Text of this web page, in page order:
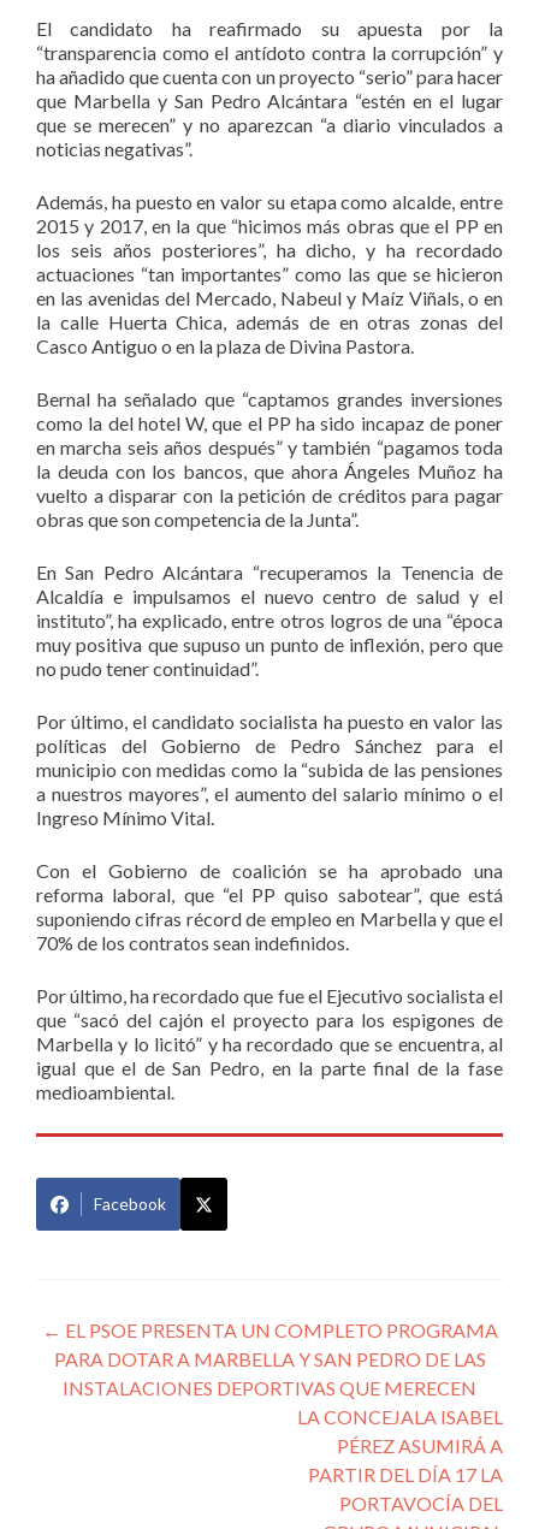
El candidato ha reafirmado su apuesta por la
“transparencia como el antídoto contra la corrupción” y
ha añadido que cuenta con un proyecto “serio” para hacer
que Marbella y San Pedro Alcántara “estén en el lugar
que se merecen” y no aparezcan “a diario vinculados a
noticias negativas”.
Además, ha puesto en valor su etapa como alcalde, entre
2015 y 2017, en la que “hicimos más obras que el PP en
los seis años posteriores”, ha dicho, y ha recordado
actuaciones “tan importantes” como las que se hicieron
en las avenidas del Mercado, Nabeul y Maíz Viñals, o en
la calle Huerta Chica, además de en otras zonas del
Casco Antiguo o en la plaza de Divina Pastora.
Bernal ha señalado que “captamos grandes inversiones
como la del hotel W, que el PP ha sido incapaz de poner
en marcha seis años después” y también “pagamos toda
la deuda con los bancos, que ahora Ángeles Muñoz ha
vuelto a disparar con la petición de créditos para pagar
obras que son competencia de la Junta”.
En San Pedro Alcántara “recuperamos la Tenencia de
Alcaldía e impulsamos el nuevo centro de salud y el
instituto”, ha explicado, entre otros logros de una “época
muy positiva que supuso un punto de inflexión, pero que
no pudo tener continuidad”.
Por último, el candidato socialista ha puesto en valor las
políticas del Gobierno de Pedro Sánchez para el
municipio con medidas como la “subida de las pensiones
a nuestros mayores”, el aumento del salario mínimo o el
Ingreso Mínimo Vital.
Con el Gobierno de coalición se ha aprobado una
reforma laboral, que “el PP quiso sabotear”, que está
suponiendo cifras récord de empleo en Marbella y que el
70% de los contratos sean indefinidos.
Por último, ha recordado que fue el Ejecutivo socialista el
que “sacó del cajón el proyecto para los espigones de
Marbella y lo licitó” y ha recordado que se encuentra, al
igual que el de San Pedro, en la parte final de la fase
medioambiental.
Facebook
Navegación
de
← EL PSOE PRESENTA UN COMPLETO PROGRAMA
PARA DOTAR A MARBELLA Y SAN PEDRO DE LAS
INSTALACIONES DEPORTIVAS QUE MERECEN
LA CONCEJALA ISABEL
PÉREZ ASUMIRÁ A
PARTIR DEL DÍA 17 LA
PORTAVOCÍA DEL